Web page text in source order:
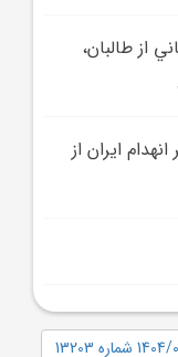
از طالبان،
ايران از